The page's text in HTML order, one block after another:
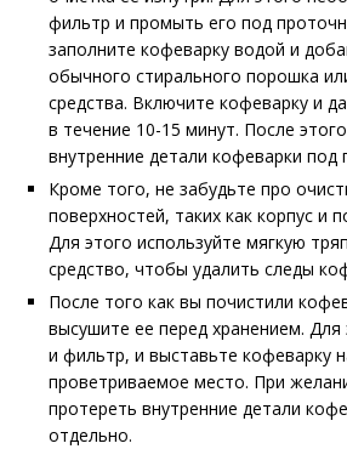
фильтр и промыть его под
заполните кофеварку водой и
обычного стирального порошка
средства. Включите кофеварку и
в течение 10-15 минут. После
внутренние детали кофеварки под
Кроме того, не забудьте про
поверхностей, таких как корпус и
Для этого используйте мягкую
средство, чтобы удалить следы
После того как вы почистили
высушите ее перед хранением. Для
и фильтр, и выставьте кофеварку
проветриваемое место. При
протереть внутренние детали
отдельно.